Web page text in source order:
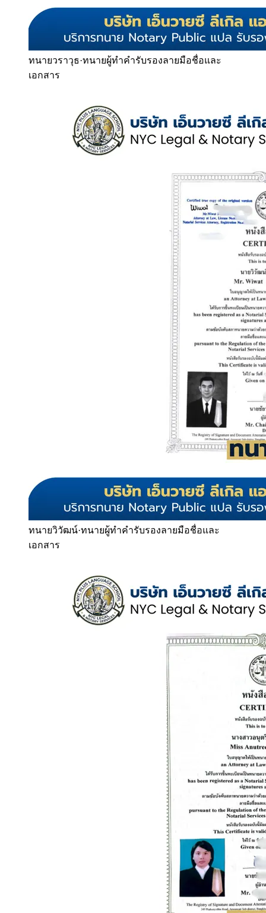
ทนายวราวุธ·ทนายผู้ทำคำรับรองลายมือชื่อและ
เอกสาร
ทนายวิวัฒน์·ทนายผู้ทำคำรับรองลายมือชื่อและ
เอกสาร